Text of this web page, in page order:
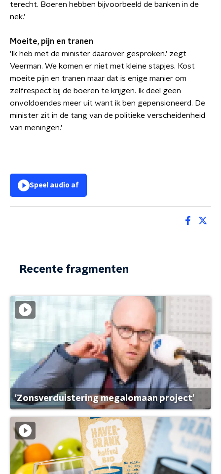
terecht. Boeren hebben bijvoorbeeld de banken in de
nek.’
Moeite, pijn en tranen
'Ik heb met de minister daarover gesproken.' zegt
Veerman. We komen er niet met kleine stapjes. Kost
moeite pijn en tranen maar dat is enige manier om
zelfrespect bij de boeren te krijgen. Ik deel geen
onvoldoendes meer uit want ik ben gepensioneerd. De
minister zit in de tang van de politieke verscheidenheid
van meningen.'
Speel audio af
Recente fragmenten
'Zonsverduistering megalomaan project'